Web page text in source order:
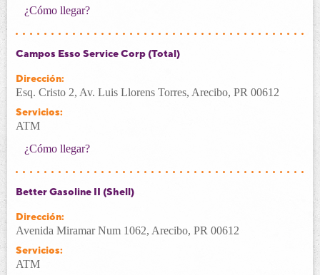
¿Cómo llegar?
Campos Esso Service Corp (Total)
Dirección:
Esq. Cristo 2, Av. Luis Llorens Torres, Arecibo, PR 00612
Servicios:
ATM
¿Cómo llegar?
Better Gasoline II (Shell)
Dirección:
Avenida Miramar Num 1062, Arecibo, PR 00612
Servicios:
ATM